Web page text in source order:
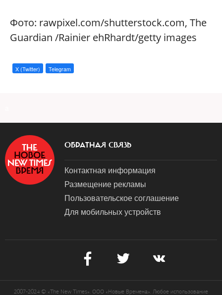
Фото: rawpixel.com/shutterstock.com, The
Guardian /Rainier ehRhardt/getty images
X (Twitter) Telegram
ОБРАТНАЯ СВЯЗЬ
Контактная информация
Размещение рекламы
Пользовательское соглашение
Для мобильных устройств
2007-2024 © «The New Times». ООО «Новые Времена». Любое использование